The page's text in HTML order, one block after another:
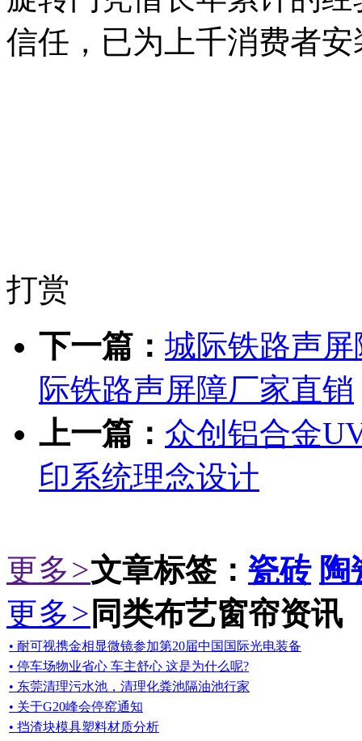
信任，已为上千消费者
打赏
下一篇： 城际铁路声
际铁路声屏障厂家直销
上一篇： 众创铝合金
印系统理念设计
更多>文章标签： 瓷砖 陶
更多> 同类布艺窗帘资讯
• 耐可视携金相显微镜参加第20届中国国际光电装备
• 停车场物业省心 车主舒心 这是为什么呢?
• 东莞清理污水池，清理化粪池隔油池行家
• 关于G20峰会停窑通知
• 挡渣块模具塑料材质分析